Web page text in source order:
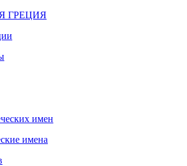
ГРЕЦИЯ
имен
имена